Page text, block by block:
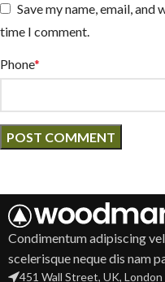
Save my name, email,
time I comment.
Phone*
Condimentum adipiscing
scelerisque neque dis nam
451 Wall Street, UK, London